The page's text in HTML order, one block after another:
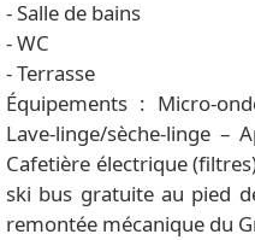
- Salle de bains
- WC
- Terrasse
Équipements : Micro-
Lave-linge/sèche-linge –
Cafetière électrique
ski bus gratuite au pied
remontée mécanique du